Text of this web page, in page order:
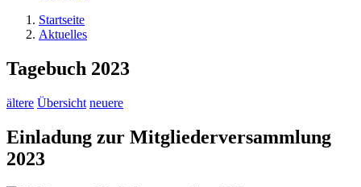
Startseite
Aktuelles
Tagebuch 2023
ältere Übersicht neuere
Einladung zur Mitgliederversammlung
2023